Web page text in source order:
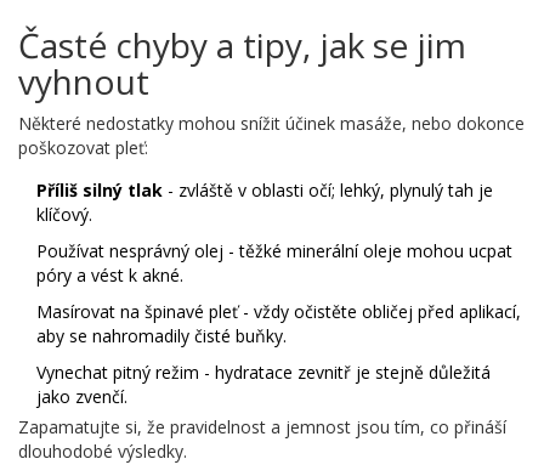
Časté chyby a tipy, jak se jim
vyhnout
Některé nedostatky mohou snížit účinek masáže, nebo dokonce
poškozovat pleť:
Příliš silný tlak - zvláště v oblasti očí; lehký, plynulý tah je
klíčový.
Používat nesprávný olej - těžké minerální oleje mohou ucpat
póry a vést k akné.
Masírovat na špinavé pleť - vždy očistěte obličej před aplikací,
aby se nahromadily čisté buňky.
Vynechat pitný režim - hydratace zevnitř je stejně důležitá
jako zvenčí.
Zapamatujte si, že pravidelnost a jemnost jsou tím, co přináší
dlouhodobé výsledky.